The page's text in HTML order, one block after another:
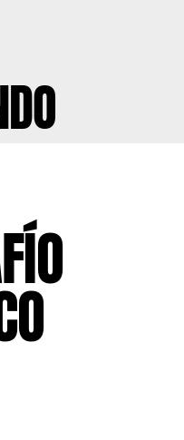
het is dus iets
mijn
ik dan ook
om een Iron
fysieke is,
trainingen,
Het
tijdens de
in je
het probleem